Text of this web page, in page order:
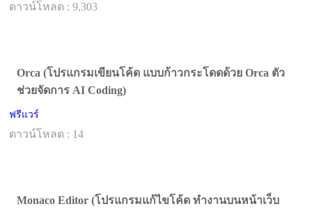
ดาวน์โหลด : 9,303
Orca (โปรแกรมเขียนโค้ด แบบก้าวกระโดดด้วย Orca ตัว
ช่วยจัดการ AI Coding)
ฟรีแวร์
ดาวน์โหลด : 14
Monaco Editor (โปรแกรมแก้ไขโค้ด ทำงานบนหน้าเว็บ